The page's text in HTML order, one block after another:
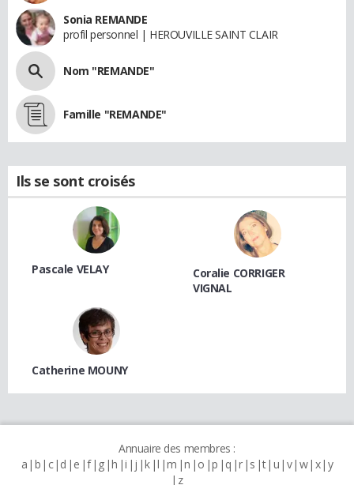
Sonia REMANDE
profil personnel | HEROUVILLE SAINT CLAIR
Nom "REMANDE"
Famille "REMANDE"
Ils se sont croisés
Pascale VELAY
Coralie CORRIGER
VIGNAL
Catherine MOUNY
Annuaire des membres :
a b c d e f g h i j k l m n o p q r s t u v w x y
z